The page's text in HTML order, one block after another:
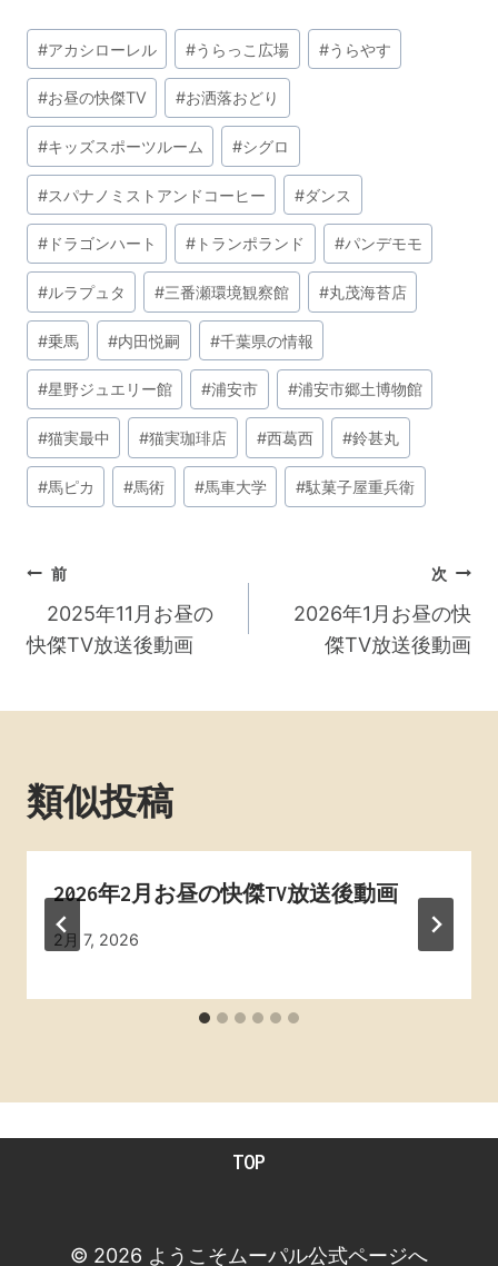
投
稿
タ
グ:
#アカシローレル #うらっこ広場 #うらやす
#お昼の快傑TV #お洒落おどり
#キッズスポーツルーム #シグロ
#スパナノミストアンドコーヒー #ダンス
#ドラゴンハート # トランポランド #パンデモモ
#ルラプュタ #三番瀬環境観察館 #丸茂海苔店
#乗馬 #内田悦嗣 #千葉県の情報
#星野ジュエリー館 #浦安市 #浦安市郷土博物館
#猫実最中 #猫実珈琲店 #西葛西 #鈴甚丸
#馬ピカ #馬術 #馬車大学 #駄菓子屋重兵衛
投
稿
ナ
ビ
ー
ョ
ン
前
2025年11月お昼の
快傑TV放送後動画
次
2026年1月お昼の快
傑TV放送後動画
類似投稿
2026年2月お昼の快傑TV放送後動画
By
2月 7, 2026
TOP
© 2026 ようこそムーパル公式ページへ